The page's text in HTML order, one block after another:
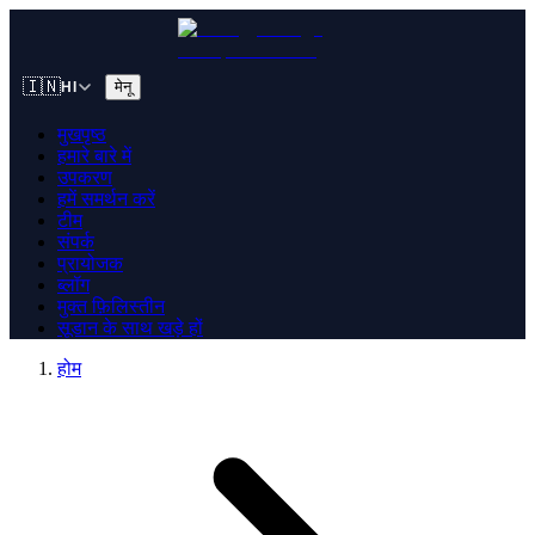
🇮🇳HI मेनू
मुखपृष्ठ
हमारे बारे में
उपकरण
हमें समर्थन करें
टीम
संपर्क
प्रायोजक
ब्लॉग
मुक्त फ़िलिस्तीन
सूडान के साथ खड़े हों
होम